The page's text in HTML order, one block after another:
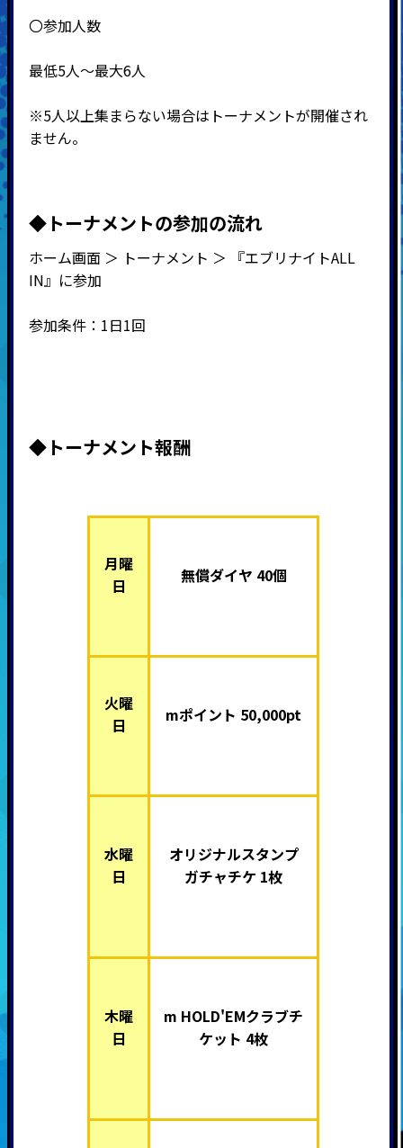
〇参加人数
最低5人～最大6人
※5人以上集まらない場合はトーナメントが開催され
ません。
◆トーナメントの参加の流れ
ホーム画面 ＞ トーナメント ＞ 『エブリナイトALL
IN』に参加
参加条件：1日1回
◆トーナメント報酬
月曜
日
無償ダイヤ 40個
火曜
日
mポイント 50,000pt
水曜
日
オリジナルスタンプ
ガチャチケ 1枚
木曜
日
m HOLD'EMクラブチ
ケット 4枚